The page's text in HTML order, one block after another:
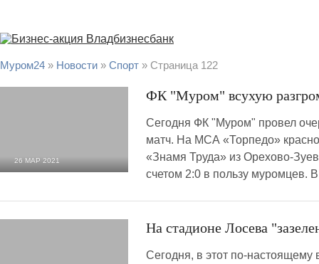
Муром24 » Новости » Cпорт » Страница 122
26 МАР 2021
ФК "Муром" всухую
Сегодня ФК "Муром" провел
матч. На МСА «Торпедо»
«Знамя Труда» из Орехово-
счетом 2:0 в пользу муромцев.
На стадионе Лосева
Сегодня, в этот по-настоящему